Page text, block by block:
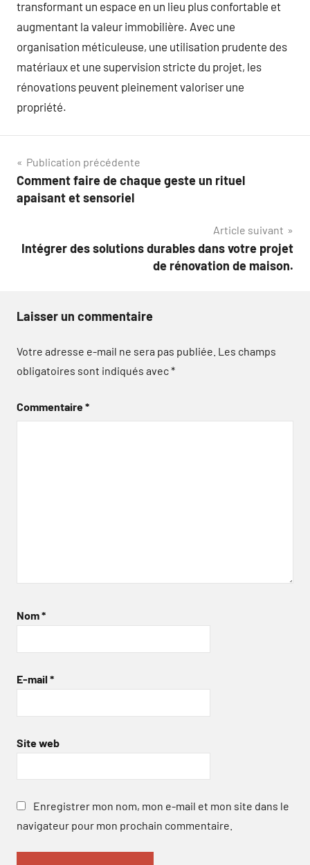
transformant un espace en un lieu plus confortable et
augmentant la valeur immobilière. Avec une
organisation méticuleuse, une utilisation prudente des
matériaux et une supervision stricte du projet, les
rénovations peuvent pleinement valoriser une
propriété.
Navigation
de
Publication précédente
Comment faire de chaque geste un rituel
apaisant et sensoriel
Article suivant
Intégrer des solutions durables dans votre projet
de rénovation de maison.
Laisser un commentaire
Votre adresse e-mail ne sera pas publiée. Les champs
obligatoires sont indiqués avec*
Commentaire*
Nom*
E-mail *
Site web
Enregistrer mon nom, mon e-mail et mon site dans le
navigateur pour mon prochain commentaire.